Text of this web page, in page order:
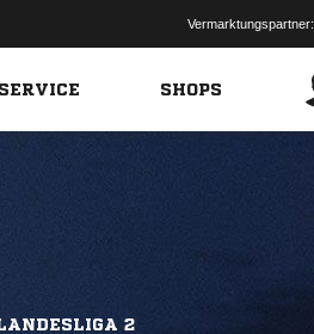
Vermarktungspartner:
SHOPS
2